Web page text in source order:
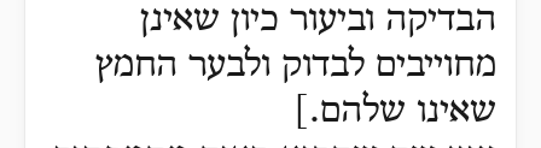
הבדיקה וביעור כיון שאינן
מחוייבים לבדוק ולבער החמץ
שאינו שלהם.]